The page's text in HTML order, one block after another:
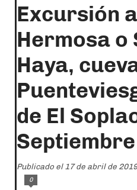
Excursión
Hermosa o
Haya,
de El
Publicado el 17 de abril de 2019
0